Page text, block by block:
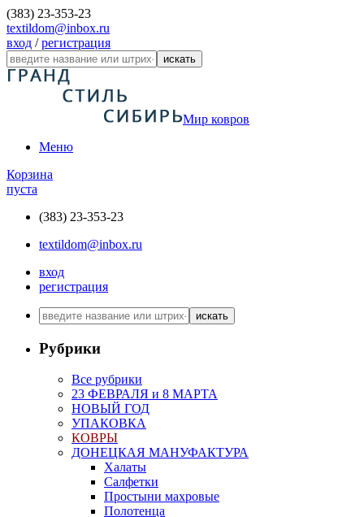
(383) 23-353-23
textildom@inbox.ru
вход /регистрация
искать
Мир ковров
Меню
Корзина
пуста
(383) 23-353-23
textildom@inbox.ru
вход
регистрация
искать
Рубрики
Все рубрики
23 ФЕВРАЛЯ и 8 МАРТА
НОВЫЙ ГОД
УПАКОВКА
КОВРЫ
ДОНЕЦКАЯ МАНУФАКТУРА
Халаты
Салфетки
Простыни махровые
Полотенца